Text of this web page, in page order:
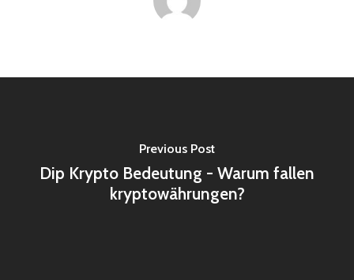
Previous Post
Dip Krypto Bedeutung - Warum fallen
kryptowährungen?